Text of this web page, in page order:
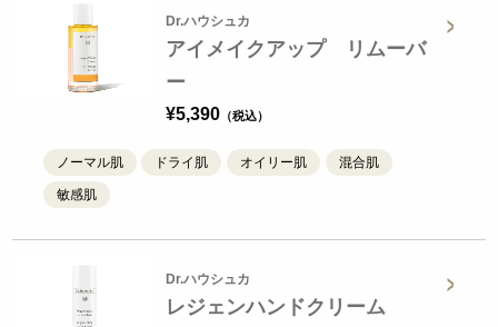
Dr.ハウシュカ
アイメイクアップ リムーバ
ー
¥5,390
ノーマル肌 ドライ肌 オイリー肌 混合肌
敏感肌
Dr.ハウシュカ
レジェンハンドクリーム